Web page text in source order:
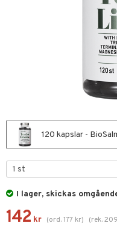
120 kapslar -
I lager, skickas
142 kr (ord.177 kr) (rek.209
& lindrande
naglar